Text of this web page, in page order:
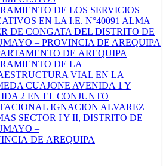
DE LOS SERVICIOS
EN LA I.E. N°40091 ALMA
DE CONGATA DEL DISTRITO DE
– PROVINCIA DE AREQUIPA
DE AREQUIPA
DE LA
VIAL EN LA
CUAJONE AVENIDA 1 Y
2 EN EL CONJUNTO
IGNACION ALVAREZ
SECTOR I Y II, DISTRITO DE
–
DE AREQUIPA